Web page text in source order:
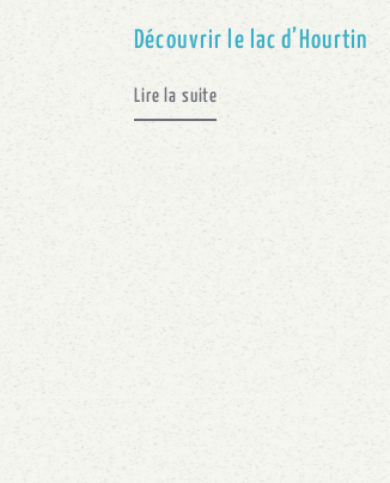
Découvrir le lac d’Hourtin
Lire la suite